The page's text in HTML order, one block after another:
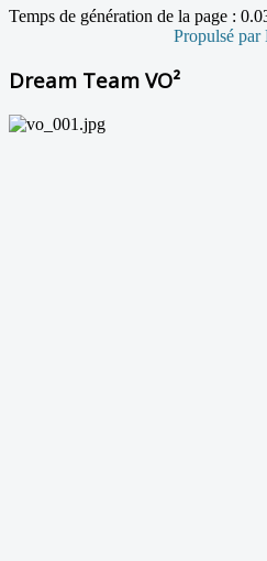
Temps de génération de la page :
Propulsé par
Dream Team VO²